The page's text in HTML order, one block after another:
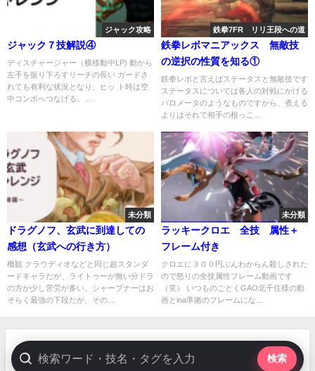
ジャック攻略
ジャック７技解説④
ディスチャージャー（横移動中LP) 動から
左手を振り下ろすリーチの長い ガードさ
れても有利な状況となり、ヒッ ト時は空
中コンボへつなげる。 ...
鉄拳7FR リリ王段への道
鉄拳レボマニアックス 無敵技
の逆択の性質を知る①
鉄拳レボと言えばステータスと無敵技です
ステータスについては各人の対戦にかける
バロメータのようなものですから、煮える
よりはそれで相手の根っこ...
未分類
ドラグノフ、玄武に到達しての
感想（玄武への行き方）
概観 クラウディオなどと同じ超スタンダ
ードキャラだが、ライトゥーが無い分ドラ
の方が少し苦労が多い。シャープナーはお
そらく最強の下段だが、その...
未分類
ラッキークロエ 全技 属性＋
フレーム付き
クロエに３００円ぶんわからん殺しされた
ので怒りの全技属性フレーム動画です
（笑） いつものごとくGAO北千住様の動
画とina準拠のフレームにな...
検索